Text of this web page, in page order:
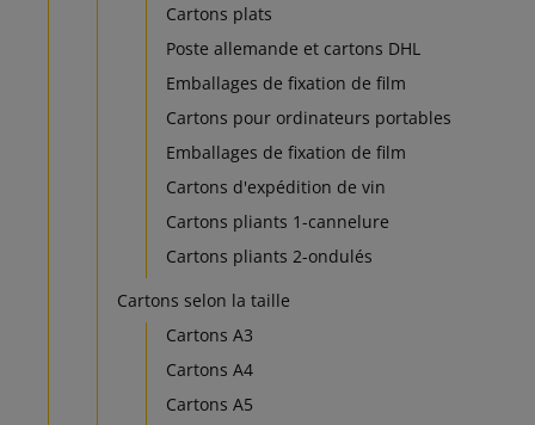
Cartons plats
Poste allemande et cartons DHL
Emballages de fixation de film
Cartons pour ordinateurs portables
Emballages de fixation de film
Cartons d'expédition de vin
Cartons pliants 1-cannelure
Cartons pliants 2-ondulés
Cartons selon la taille
Cartons A3
Cartons A4
Cartons A5